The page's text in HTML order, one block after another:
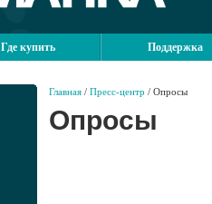
Где купить Поддержка
Главная / Пресс-центр / Опросы
Опросы